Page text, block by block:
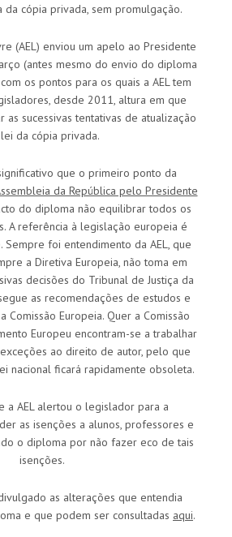
da cópia privada, sem promulgação.
(AEL) enviou um apelo ao Presidente
(antes mesmo do envio do diploma
os pontos para os quais a AEL tem
desde 2011, altura em que
as sucessivas tentativas de atualização
da cópia privada.
que o primeiro ponto da
da República pelo Presidente
do diploma não equilibrar todos os
A referência à legislação europeia é
foi entendimento da AEL, que
a Diretiva Europeia, não toma em
decisões do Tribunal de Justiça da
as recomendações de estudos e
Europeia. Quer a Comissão
Europeu encontram-se a trabalhar
ao direito de autor, pelo que
nacional ficará rapidamente obsoleta.
a AEL alertou o legislador para a
as isenções a alunos, professores e
o diploma por não fazer eco de tais
isenções.
as alterações que entendia
e que podem ser consultadas aqui.